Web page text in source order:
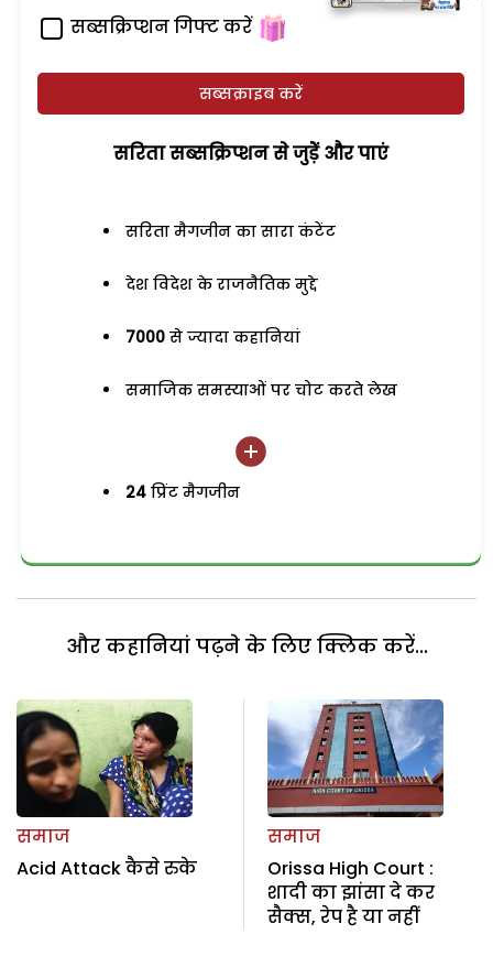
सब्सक्रिप्शन गिफ्ट करें
सब्सक्राइब करें
सरिता सब्सक्रिप्शन से जुड़ेें और पाएं
सरिता मैगजीन का सारा कंटेंट
देश विदेश के राजनैतिक मुद्दे
7000 से ज्यादा कहानियां
समाजिक समस्याओं पर चोट करते लेख
24 प्रिंट मैगजीन
और कहानियां पढ़ने के लिए क्लिक करें...
समाज
Acid Attack कैसे रुके
समाज
Orissa High Court :
शादी का झांसा दे कर
सैक्स, रेप है या नहीं